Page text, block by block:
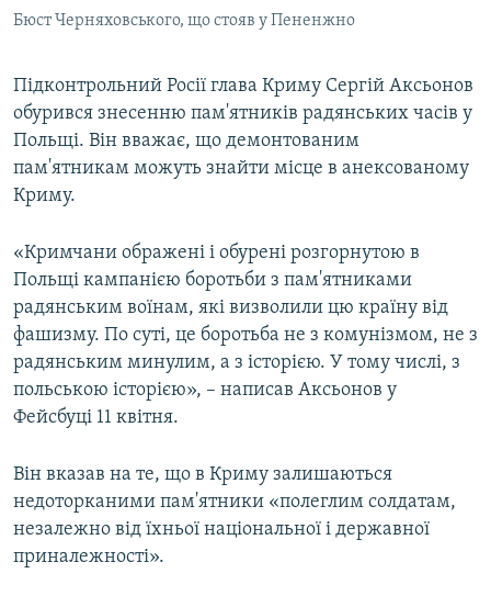
ІНФОГРАФІКА
ДОЛУЧАЙСЯ!
Усі сайти RFE/RL
Бюст Черняховського, що стояв у Пененжно
Підконтрольний Росії глава Криму Сергій Аксьонов
обурився знесенню пам'ятників радянських часів у
Польщі. Він вважає, що демонтованим
пам'ятникам можуть знайти місце в анексованому
Криму.
«Кримчани ображені і обурені розгорнутою в
Польщі кампанією боротьби з пам'ятниками
радянським воїнам, які визволили цю країну від
фашизму. По суті, це боротьба не з комунізмом, не з
радянським минулим, а з історією. У тому числі, з
польською історією», – написав Аксьонов у
Фейсбуці 11 квітня.
Він вказав на те, що в Криму залишаються
недоторканими пам'ятники «полеглим солдатам,
незалежно від їхньої національної і державної
приналежності».